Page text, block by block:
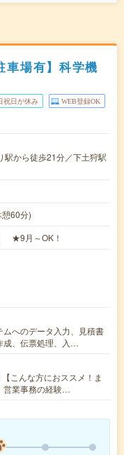
車場有】科学機
祝日が休み WEB登録OK
駅から徒歩21分／下土狩駅
60分)
★9月～OK！
ムへのデータ入力、見積書
成、伝票処理、入…
こんな方におススメ！ま
営業事務の経験…